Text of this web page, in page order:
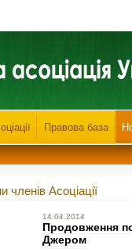
Правова база
членів Асоціації
14.04.2014
Продовження
Джером